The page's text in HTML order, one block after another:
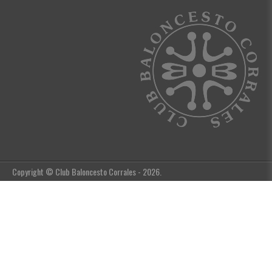
Copyright © Club Baloncesto Corrales - 2026.